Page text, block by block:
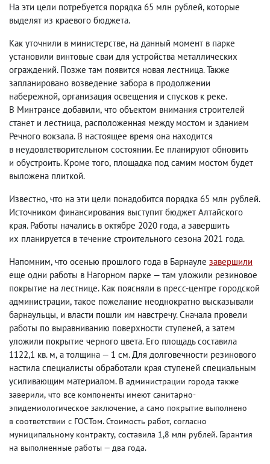
На эти цели потребуется порядка 65 млн рублей, которые
выделят из краевого бюджета.
Как уточнили в министерстве, на данный момент в парке
установили винтовые сваи для устройства металлических
ограждений. Позже там появится новая лестница. Также
запланировано возведение забора в продолжении
набережной, организация освещения и спусков к реке.
В Минтрансе добавили, что объектом внимания строителей
станет и лестница, расположенная между мостом и зданием
Речного вокзала. В настоящее время она находится
в неудовлетворительном состоянии. Ее планируют обновить
и обустроить. Кроме того, площадка под самим мостом будет
выложена плиткой.
Известно, что на эти цели понадобится порядка 65 млн рублей.
Источником финансирования выступит бюджет Алтайского
края. Работы начались в октябре 2020 года, а завершить
их планируется в течение строительного сезона 2021 года.
Напомним, что осенью прошлого года в Барнауле завершили
еще одни работы в Нагорном парке — там уложили резиновое
покрытие на лестнице. Как поясняли в пресс-центре городской
администрации, такое пожелание неоднократно высказывали
барнаульцы, и власти пошли им навстречу. Сначала провели
работы по выравниванию поверхности ступеней, а затем
уложили покрытие черного цвета. Его площадь составила
1122,1 кв. м, а толщина — 1 см. Для долговечности резинового
настила специалисты обработали края ступеней специальным
усиливающим материалом. В администрации города также
заверили, что все компоненты имеют санитарно-
эпидемиологическое заключение, а само покрытие выполнено
в соответствии с ГОСТом. Стоимость работ, согласно
муниципальному контракту, составила 1,8 млн рублей. Гарантия
на выполненные работы — два года.